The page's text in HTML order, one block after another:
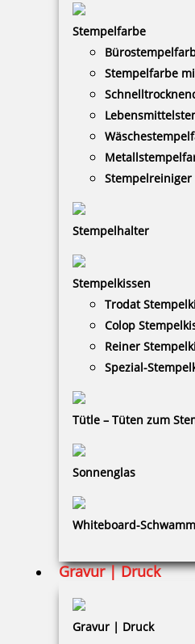
Stempelfarbe
Stempelfarbe
Stempelhalter
Stempelkissen
Trodat
Colop
Reiner
Spezial-
Tütle – Tüten zum
Sonnenglas
Whiteboard-Schwamm
Gravur | Druck
Gravur | Druck
Ink-Jet Druckerpatrone P3-MP3-
940-970 –
Ink-Jet Druckerpatrone schwarz